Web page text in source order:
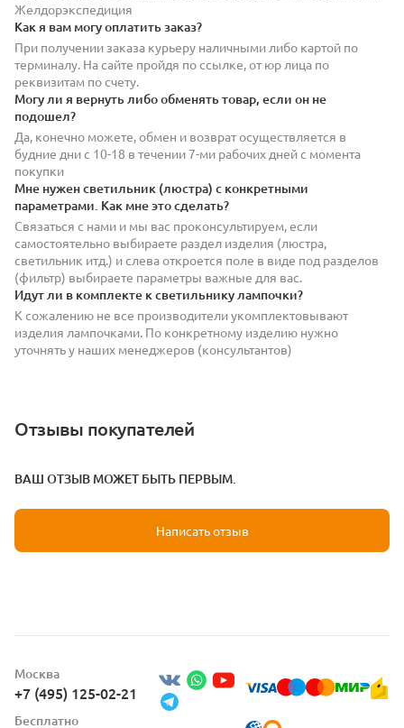
Желдорэкспедиция
Как я вам могу оплатить заказ?
При получении заказа курьеру наличными либо картой по
терминалу. На сайте пройдя по ссылке, от юр лица по
реквизитам по счету.
Могу ли я вернуть либо обменять товар, если он не
подошел?
Да, конечно можете, обмен и возврат осуществляется в
будние дни с 10-18 в течении 7-ми рабочих дней с момента
покупки
Мне нужен светильник (люстра) с конкретными
параметрами. Как мне это сделать?
Связаться с нами и мы вас проконсультируем, если
самостоятельно выбираете раздел изделия (люстра,
светильник итд.) и слева откроется поле в виде под разделов
(фильтр) выбираете параметры важные для вас.
Идут ли в комплекте к светильнику лампочки?
К сожалению не все производители укомплектовывают
изделия лампочками. По конкретному изделию нужно
уточнять у наших менеджеров (консультантов)
Отзывы покупателей
ВАШ ОТЗЫВ МОЖЕТ БЫТЬ ПЕРВЫМ.
Написать отзыв
Москва
+7 (495) 125-02-21
Бесплатно